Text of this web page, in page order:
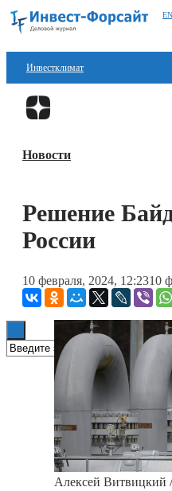
Инвестклимат
Финансы
Блокчейн
Книги
Новости
Решение
России
10 февраля, 2024, 12:2310
Алексей